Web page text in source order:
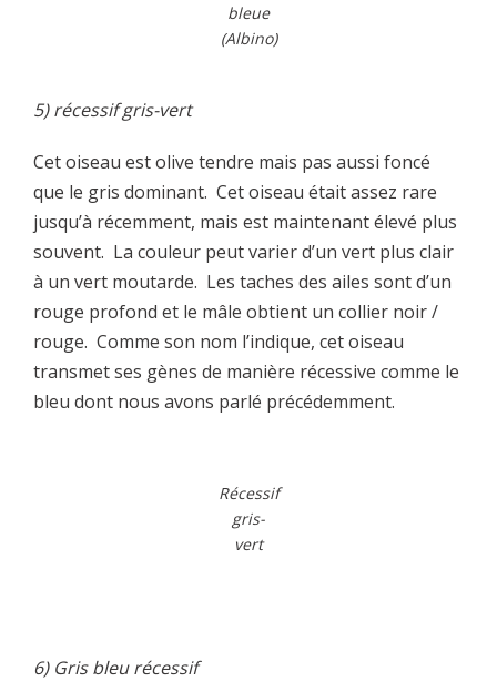
bleue
(Albino)
5) récessif gris-vert
Cet oiseau est olive tendre mais pas aussi foncé
que le gris dominant. Cet oiseau était assez rare
jusqu’à récemment, mais est maintenant élevé plus
souvent. La couleur peut varier d’un vert plus clair
à un vert moutarde. Les taches des ailes sont d’un
rouge profond et le mâle obtient un collier noir /
rouge. Comme son nom l’indique, cet oiseau
transmet ses gènes de manière récessive comme le
bleu dont nous avons parlé précédemment.
Récessif
gris-
vert
6) Gris bleu récessif